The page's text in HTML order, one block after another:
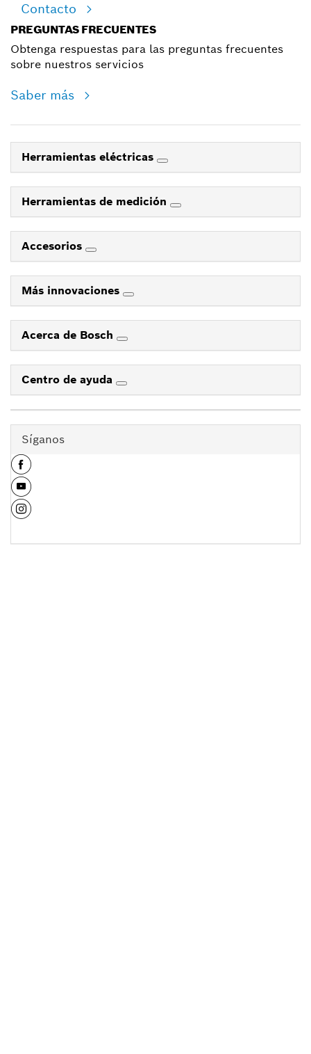
Contacto
PREGUNTAS FRECUENTES
Obtenga respuestas para las preguntas frecuentes
sobre nuestros servicios
Saber más
Herramientas eléctricas
Herramientas de medición
Accesorios
Más innovaciones
Acerca de Bosch
Centro de ayuda
Síganos